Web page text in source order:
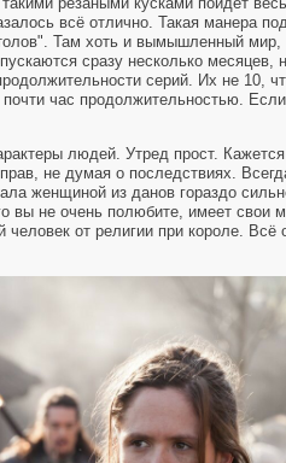
всё отлично. Такая манера
Там хоть и вымышленный мир,
сразу несколько месяцев,
серий. Их не 10,
час продолжительностью.
людей. Утред прост.
прав, не думая о последствиях.
женщиной из данов гораздо
вы не очень полюбите, имеет свои
человек от религии при короле. Всё